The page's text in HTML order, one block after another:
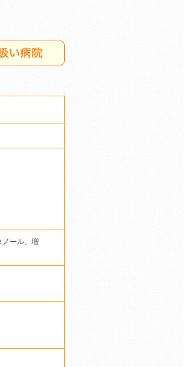
ノール、増